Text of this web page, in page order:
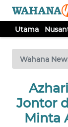
Utama
Wahana
Jontor
Minta
TV
Tutup
UTAMA
NUSANTARA